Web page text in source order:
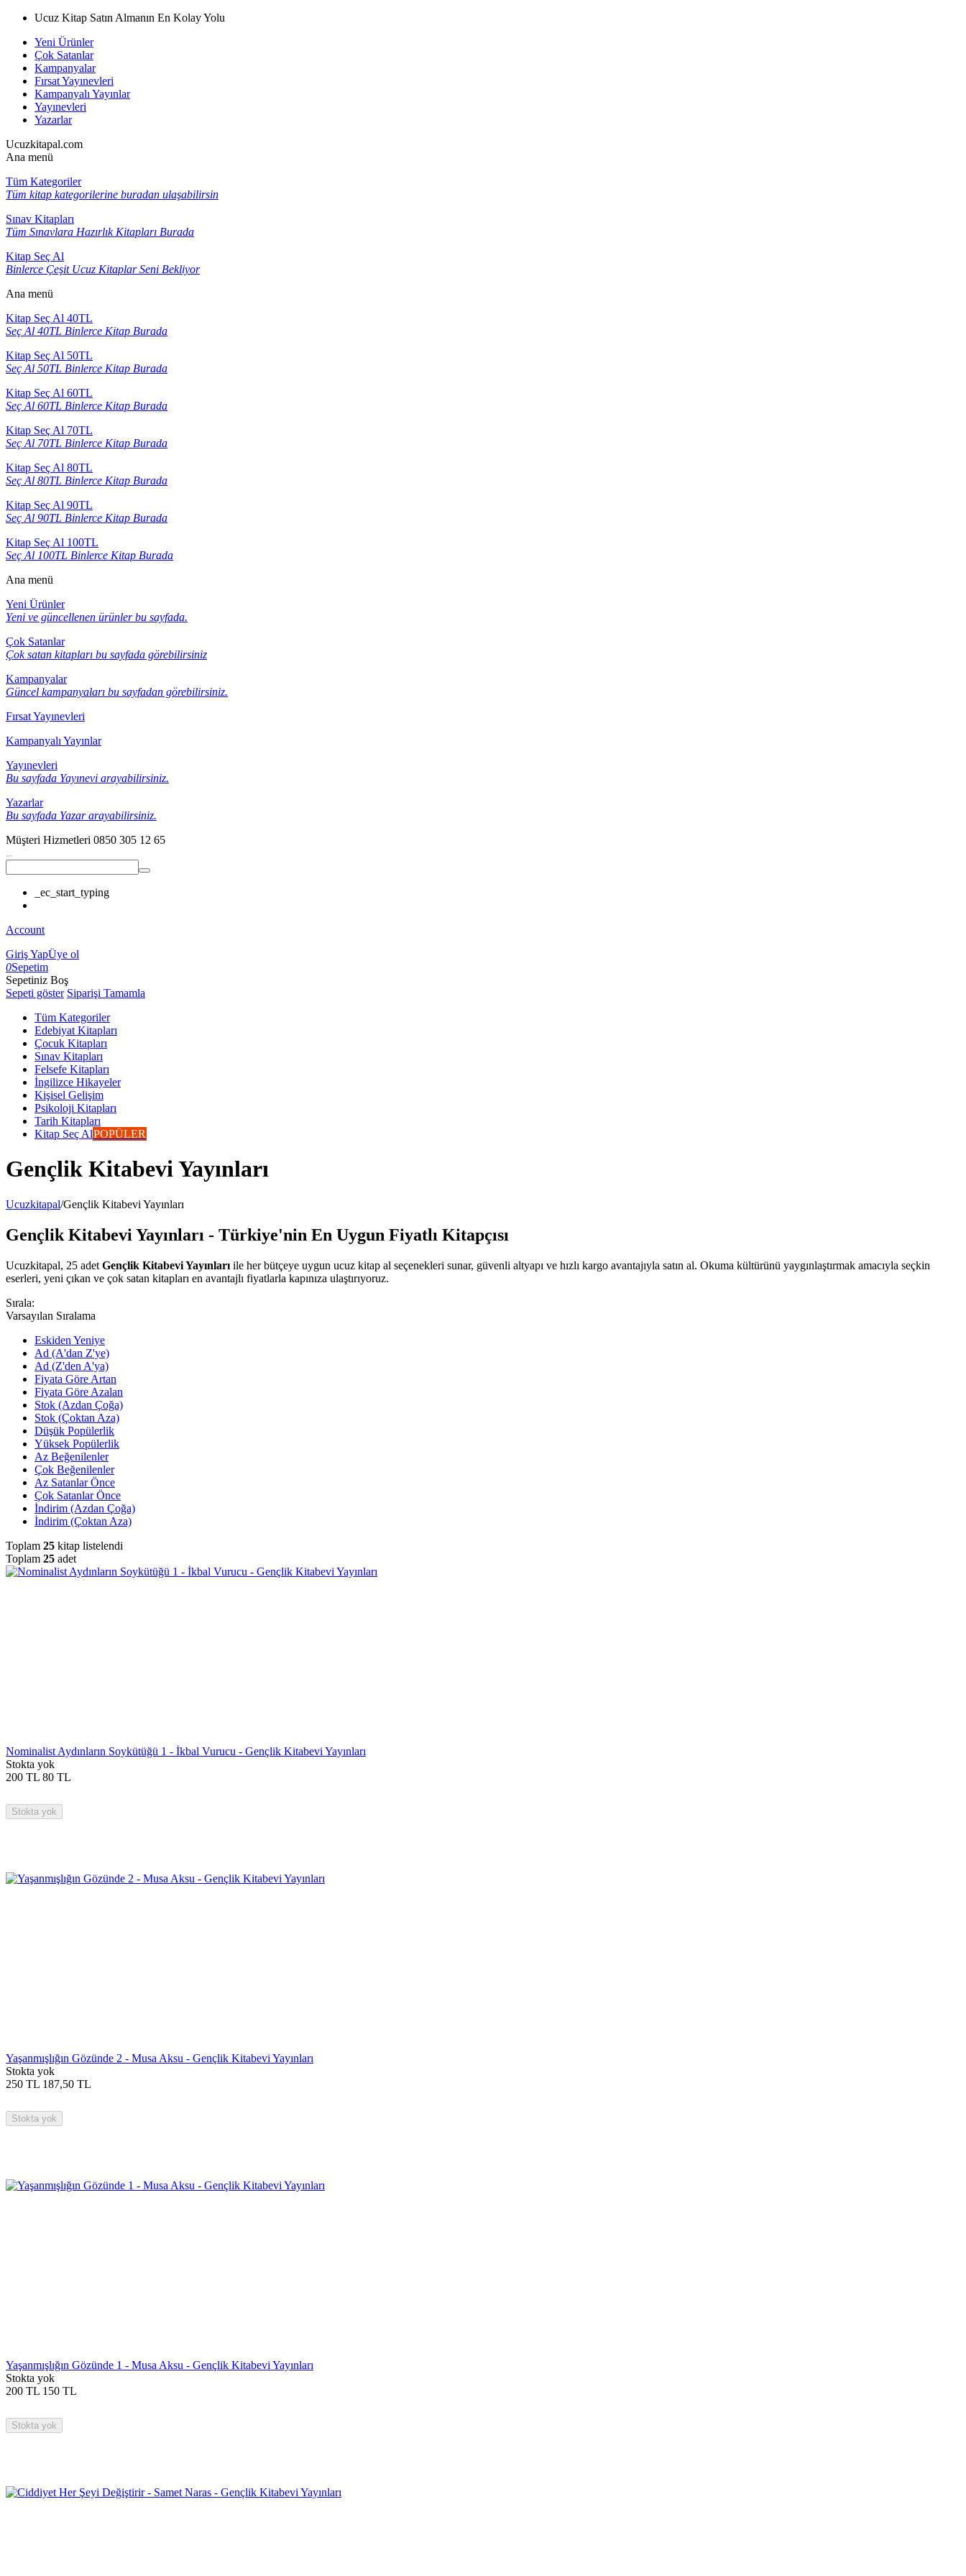
Ucuz Kitap Satın Almanın En Kolay Yolu
Yeni Ürünler
Çok Satanlar
Kampanyalar
Fırsat Yayınevleri
Kampanyalı Yayınlar
Yayınevleri
Yazarlar
Ucuzkitapal.com
Ana menü
Tüm Kategoriler
Tüm kitap kategorilerine buradan ulaşabilirsin
Sınav Kitapları
Tüm Sınavlara Hazırlık Kitapları Burada
Kitap Seç Al
Binlerce Çeşit Ucuz Kitaplar Seni Bekliyor
Ana menü
Kitap Seç Al 40TL
Seç Al 40TL Binlerce Kitap Burada
Kitap Seç Al 50TL
Seç Al 50TL Binlerce Kitap Burada
Kitap Seç Al 60TL
Seç Al 60TL Binlerce Kitap Burada
Kitap Seç Al 70TL
Seç Al 70TL Binlerce Kitap Burada
Kitap Seç Al 80TL
Seç Al 80TL Binlerce Kitap Burada
Kitap Seç Al 90TL
Seç Al 90TL Binlerce Kitap Burada
Kitap Seç Al 100TL
Seç Al 100TL Binlerce Kitap Burada
Ana menü
Yeni Ürünler
Yeni ve güncellenen ürünler bu sayfada.
Çok Satanlar
Çok satan kitapları bu sayfada görebilirsiniz
Kampanyalar
Güncel kampanyaları bu sayfadan görebilirsiniz.
Fırsat Yayınevleri
Kampanyalı Yayınlar
Yayınevleri
Bu sayfada Yayınevi arayabilirsiniz.
Yazarlar
Bu sayfada Yazar arayabilirsiniz.
Müşteri Hizmetleri 0850 305 12 65
_ec_start_typing
Account
Giriş YapÜye ol
0Sepetim
Sepetiniz Boş
Sepeti göster Siparişi Tamamla
Tüm Kategoriler
Edebiyat Kitapları
Çocuk Kitapları
Sınav Kitapları
Felsefe Kitapları
İngilizce Hikayeler
Kişisel Gelişim
Psikoloji Kitapları
Tarih Kitapları
Kitap Seç AlPOPÜLER
Gençlik Kitabevi Yayınları
Ucuzkitapal/Gençlik Kitabevi Yayınları
Gençlik Kitabevi Yayınları - Türkiye'nin En Uygun Fiyatlı Kitapçısı
Ucuzkitapal, 25 adet Gençlik Kitabevi Yayınları ile her bütçeye uygun ucuz kitap al seçenekleri sunar, güvenli altyapı ve hızlı kargo avantajıyla satın al. Okuma kültürünü yaygınlaştırmak amacıyla seçkin
eserleri, yeni çıkan ve çok satan kitapları en avantajlı fiyatlarla kapınıza ulaştırıyoruz.
Sırala:
Varsayılan Sıralama
Eskiden Yeniye
Ad (A'dan Z'ye)
Ad (Z'den A'ya)
Fiyata Göre Artan
Fiyata Göre Azalan
Stok (Azdan Çoğa)
Stok (Çoktan Aza)
Düşük Popülerlik
Yüksek Popülerlik
Az Beğenilenler
Çok Beğenilenler
Az Satanlar Önce
Çok Satanlar Önce
İndirim (Azdan Çoğa)
İndirim (Çoktan Aza)
Toplam 25 kitap listelendi
Toplam 25 adet
Nominalist Aydınların Soykütüğü 1 - İkbal Vurucu - Gençlik Kitabevi Yayınları
Stokta yok
200 TL 80 TL
Stokta yok
Yaşanmışlığın Gözünde 2 - Musa Aksu - Gençlik Kitabevi Yayınları
Stokta yok
250 TL 187,50 TL
Stokta yok
Yaşanmışlığın Gözünde 1 - Musa Aksu - Gençlik Kitabevi Yayınları
Stokta yok
200 TL 150 TL
Stokta yok